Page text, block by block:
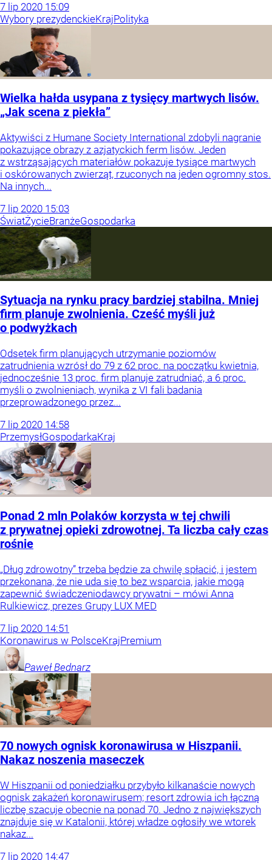
7 lip 2020 15:09
Wybory prezydenckieKrajPolityka
Wielka hałda usypana z tysięcy martwych lisów.
„Jak scena z piekła”
Aktywiści z Humane Society International zdobyli nagranie
pokazujące obrazy z azjatyckich ferm lisów. Jeden
z wstrząsających materiałów pokazuje tysiące martwych
i oskórowanych zwierząt, rzuconych na jeden ogromny stos.
Na innych...
7 lip 2020 15:03
ŚwiatŻycieBranżeGospodarka
Sytuacja na rynku pracy bardziej stabilna. Mniej
firm planuje zwolnienia. Cześć myśli już
o podwyżkach
Odsetek firm planujących utrzymanie poziomów
zatrudnienia wzrósł do 79 z 62 proc. na początku kwietnia,
jednocześnie 13 proc. firm planuje zatrudniać, a 6 proc.
myśli o zwolnieniach, wynika z VI fali badania
przeprowadzonego przez...
7 lip 2020 14:58
PrzemysłGospodarkaKraj
Ponad 2 mln Polaków korzysta w tej chwili
z prywatnej opieki zdrowotnej. Ta liczba cały czas
rośnie
„Dług zdrowotny” trzeba będzie za chwilę spłacić, i jestem
przekonana, że nie uda się to bez wsparcia, jakie mogą
zapewnić świadczeniodawcy prywatni – mówi Anna
Rulkiewicz, prezes Grupy LUX MED
7 lip 2020 14:51
Koronawirus w PolsceKrajPremium
Paweł Bednarz
70 nowych ognisk koronawirusa w Hiszpanii.
Nakaz noszenia maseczek
W Hiszpanii od poniedziałku przybyło kilkanaście nowych
ognisk zakażeń koronawirusem; resort zdrowia ich łączną
liczbę szacuje obecnie na ponad 70. Jedno z największych
znajduje się w Katalonii, której władze ogłosiły we wtorek
nakaz...
7 lip 2020 14:47